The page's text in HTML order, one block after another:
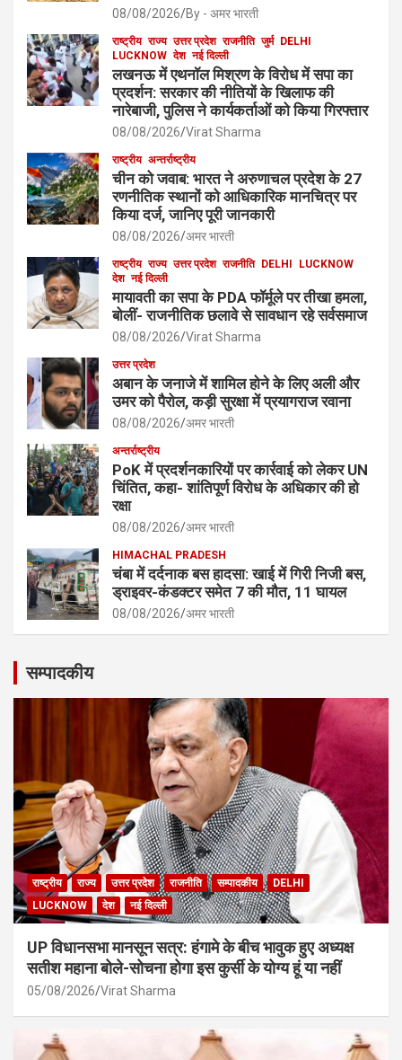
08/08/2026 By - अमर भारती
राष्ट्रीय राज्य उत्तर प्रदेश राजनीति जुर्म
DELHI
LUCKNOW देश नई दिल्ली
लखनऊ में एथनॉल मिश्रण के विरोध में सपा का
प्रदर्शन: सरकार की नीतियों के खिलाफ की
नारेबाजी, पुलिस ने कार्यकर्ताओं को किया गिरफ्तार
08/08/2026 Virat Sharma
राष्ट्रीय अन्तर्राष्ट्रीय
चीन को जवाब: भारत ने अरुणाचल प्रदेश के 27
रणनीतिक स्थानों को आधिकारिक मानचित्र पर
किया दर्ज, जानिए पूरी जानकारी
08/08/2026 अमर भारती
राष्ट्रीय राज्य उत्तर प्रदेश राजनीति DELHI
LUCKNOW
देश नई दिल्ली
मायावती का सपा के PDA फॉर्मूले पर तीखा हमला,
बोलीं- राजनीतिक छलावे से सावधान रहे सर्वसमाज
08/08/2026 Virat Sharma
उत्तर प्रदेश
अबान के जनाजे में शामिल होने के लिए अली और
उमर को पैरोल, कड़ी सुरक्षा में प्रयागराज रवाना
08/08/2026 अमर भारती
अन्तर्राष्ट्रीय
PoK में प्रदर्शनकारियों पर कार्रवाई को लेकर UN
चिंतित, कहा- शांतिपूर्ण विरोध के अधिकार की हो
रक्षा
08/08/2026 अमर भारती
HIMACHAL PRADESH
चंबा में दर्दनाक बस हादसा: खाई में गिरी निजी बस,
ड्राइवर-कंडक्टर समेत 7 की मौत, 11 घायल
08/08/2026 अमर भारती
सम्पादकीय
राष्ट्रीय राज्य उत्तर प्रदेश राजनीति सम्पादकीय
DELHI
LUCKNOW
देश नई दिल्ली
UP विधानसभा मानसून सत्र: हंगामे के बीच भावुक हुए अध्यक्ष
सतीश महाना बोले-सोचना होगा इस कुर्सी के योग्य हूं या नहीं
05/08/2026 Virat Sharma